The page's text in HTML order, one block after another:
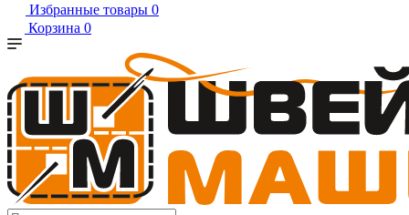
Избранные товары 0
Корзина 0